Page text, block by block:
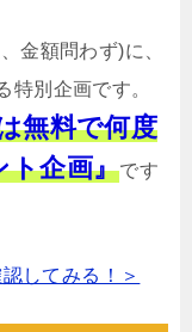
金額問わず)に、
特別企画です。
無料で何度
ト企画』です
してみる！＞